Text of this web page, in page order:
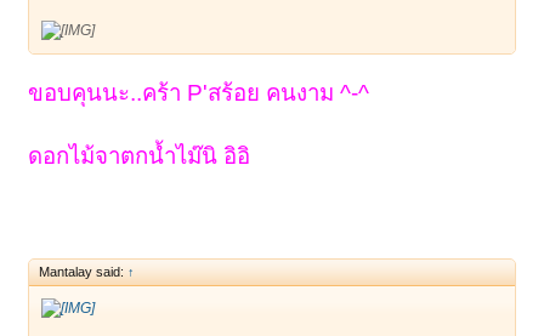
ขอบคุนนะ..คร้า P'สร้อย คนงาม ^-^
ดอกไม้จาตกน้ำไม๊นิ อิอิ
Mantalay said: ↑